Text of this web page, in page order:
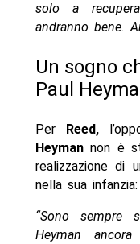
solo a
andranno bene.
Un sogno
Paul
Per Reed,
Heymannon è
realizzazione di
nella sua infanzia:
“Sono
Heyman